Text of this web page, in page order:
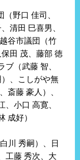
野口 佳司、
清田 巳喜男、
谷市議団（竹
田 茂、藤部 徳
（武藤 智、
、こしがや無
斎藤 豪人）、
、小口 高寛、
成好）
川 秀嗣）、日
工藤 秀次、大